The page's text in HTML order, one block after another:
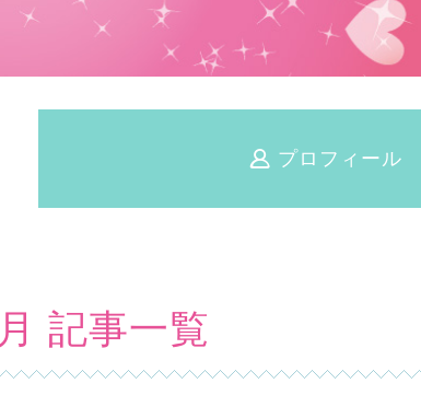
プロフィール
記事一覧